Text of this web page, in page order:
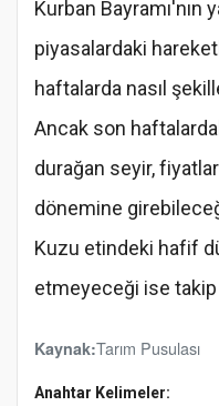
Kurban Bayramı'nın
piyasalardaki
haftalarda nasıl
Ancak son
durağan seyir,
dönemine
Kuzu etindeki hafif
etmeyeceği ise
Kaynak:Tarım Pusulası
Anahtar Kelimeler: